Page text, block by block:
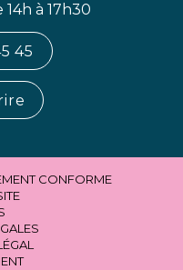
14h à 17h30
45
CONFORME